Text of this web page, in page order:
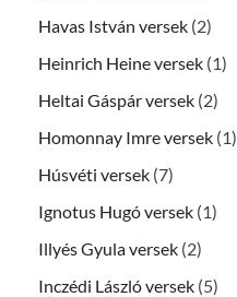
Havas István versek (2)
Heinrich Heine versek (1)
Heltai Gáspár versek (2)
Homonnay Imre versek (1)
Húsvéti versek (7)
Ignotus Hugó versek (1)
Illyés Gyula versek (2)
Inczédi László versek (5)